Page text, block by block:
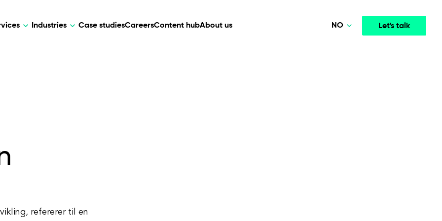
Industries Case studiesCareersContent hubAbout us Let's talk
NO
refererer til en